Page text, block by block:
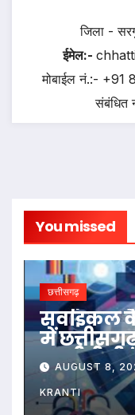
जिला -
ईमेल:-
मोबाईल नं.:- +91
संबंधित
You missed
छत्तीसगढ़
सर्वाइकल
में
एचपीवी
मिल रहा
AUGUST 8,
KRANTI